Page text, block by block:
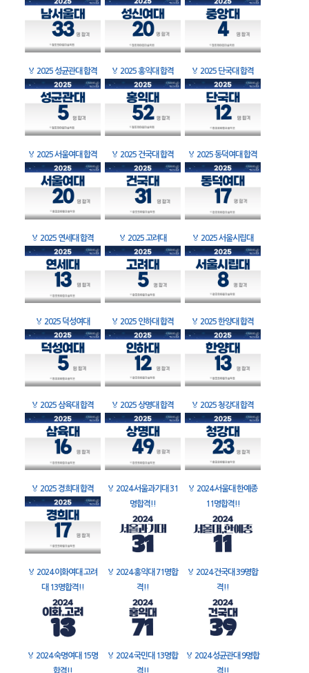
🏅 2025 성균관대 합격 🏅 2025 홍익대 합격 🏅 2025 단국대 합격
🏅 2025 서울여대 합격 🏅 2025 건국대 합격 🏅 2025 동덕여대 합격
🏅 2025 연세대 합격 🏅 2025 고려대 🏅 2025 서울시립대
🏅 2025 덕성여대 🏅 2025 인하대 합격 🏅 2025 한양대 합격
🏅 2025 삼육대 합격 🏅 2025 상명대 합격 🏅 2025 청강대 합격
🏅 2025 경희대 합격 🏅 2024 서울과기대 31
명합격!!
🏅 2024 서울대 한예종
11명합격!!
🏅 2024 이화여대 고려
대 13명합격!!
🏅 2024 홍익대 71명합
격!!
🏅 2024 건국대 39명합
격!!
🏅 2024 숙명여대 15명
합격!!
🏅 2024 국민대 13명합
격!!
🏅 2024 성균관대 9명합
격!!